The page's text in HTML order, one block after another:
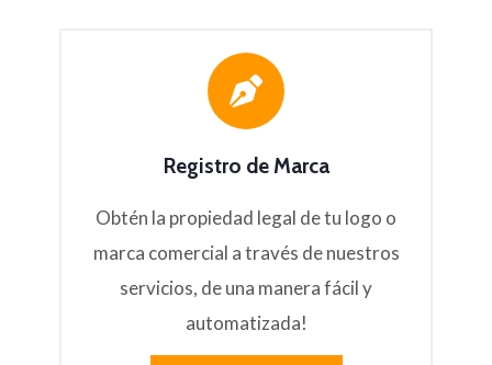
Registro de Marca
Obtén la propiedad legal de tu logo o
marca comercial a través de nuestros
servicios, de una manera fácil y
automatizada!